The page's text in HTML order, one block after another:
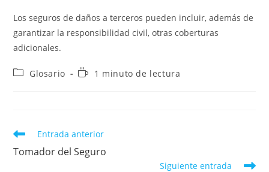
Los seguros de daños a terceros pueden incluir, además de
garantizar la responsibilidad civil, otras coberturas
adicionales.
Categoría
Glosario
Tiempo1 minuto de lectura
Leer
artículos
Entrada anterior
Tomador del Seguro
Siguiente entrada